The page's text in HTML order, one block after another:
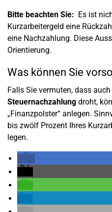
Bitte beachten Sie: Es ist
Kurzarbeitergeld eine
eine Nachzahlung. Diese
Orientierung.
Was können Sie
Falls Sie vermuten, dass
Steuernachzahlung droht,
„Finanzpolster“ anlegen.
bis zwölf Prozent Ihres
legen.